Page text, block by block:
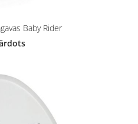
Baby Rider